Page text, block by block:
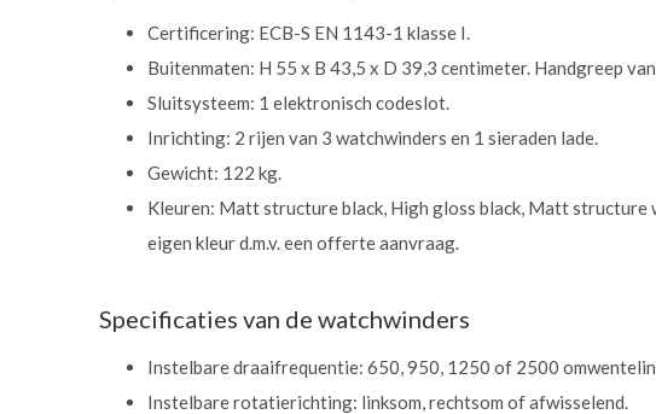
Certificering: ECB-S EN 1143-1 klasse I.
Buitenmaten: H 55 x B 43,5 x D 39,3 centimeter. Handgreep
Sluitsysteem: 1 elektronisch codeslot.
Inrichting: 2 rijen van 3 watchwinders en 1 sieraden lade.
Gewicht: 122 kg.
Kleuren: Matt structure black, High gloss black, Matt structure
eigen kleur d.m.v. een offerte aanvraag.
Specificaties van de watchwinders
Instelbare draaifrequentie: 650, 950, 1250 of 2500
Instelbare rotatierichting: linksom, rechtsom of afwisselend.